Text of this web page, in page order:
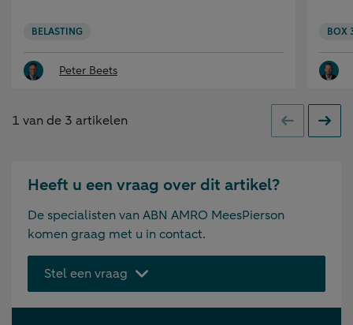
BELASTING
Peter Beets
BOX
1 van de 3 artikelen Vorige
Heeft u een vraag over dit artikel?
De specialisten van ABN AMRO MeesPierson
komen graag met u in contact.
Stel een vraag